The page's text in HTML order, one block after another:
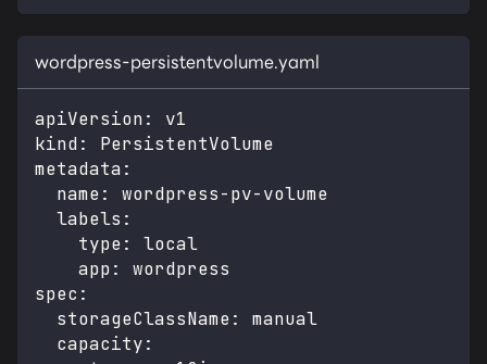
wordpress-persistentvolume.yaml
apiVersion:
v1
kind:
PersistentVolume
metadata:
name: wordpress-pv-volume
labels :
type:
local
app:
wordpress
spec :
storageClassName:
manual
capacity: